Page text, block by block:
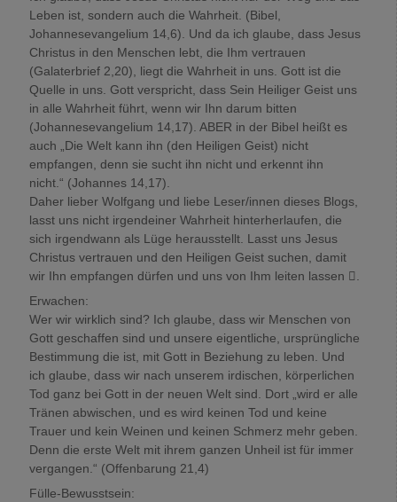
Leben ist, sondern auch die Wahrheit. (Bibel,
Johannesevangelium 14,6). Und da ich glaube, dass Jesus
Christus in den Menschen lebt, die Ihm vertrauen
(Galaterbrief 2,20), liegt die Wahrheit in uns. Gott ist die
Quelle in uns. Gott verspricht, dass Sein Heiliger Geist uns
in alle Wahrheit führt, wenn wir Ihn darum bitten
(Johannesevangelium 14,17). ABER in der Bibel heißt es
auch „Die Welt kann ihn (den Heiligen Geist) nicht
empfangen, denn sie sucht ihn nicht und erkennt ihn
nicht.“ (Johannes 14,17).
Daher lieber Wolfgang und liebe Leser/innen dieses Blogs,
lasst uns nicht irgendeiner Wahrheit hinterherlaufen, die
sich irgendwann als Lüge herausstellt. Lasst uns Jesus
Christus vertrauen und den Heiligen Geist suchen, damit
wir Ihn empfangen dürfen und uns von Ihm leiten lassen .
Erwachen:
Wer wir wirklich sind? Ich glaube, dass wir Menschen von
Gott geschaffen sind und unsere eigentliche, ursprüngliche
Bestimmung die ist, mit Gott in Beziehung zu leben. Und
ich glaube, dass wir nach unserem irdischen, körperlichen
Tod ganz bei Gott in der neuen Welt sind. Dort „wird er alle
Tränen abwischen, und es wird keinen Tod und keine
Trauer und kein Weinen und keinen Schmerz mehr geben.
Denn die erste Welt mit ihrem ganzen Unheil ist für immer
vergangen.“ (Offenbarung 21,4)
Fülle-Bewusstsein: